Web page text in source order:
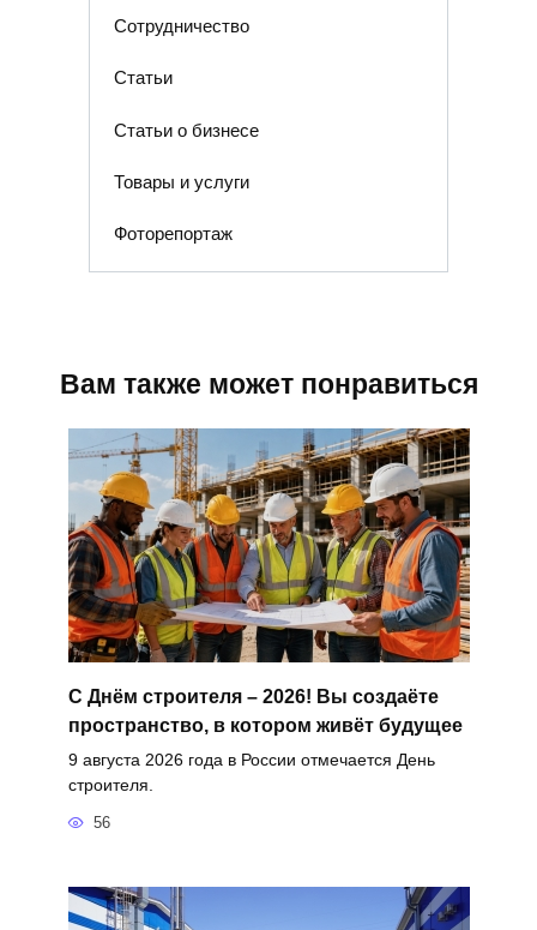
Сотрудничество
Статьи
Статьи о бизнесе
Товары и услуги
Фоторепортаж
Вам также может понравиться
С Днём строителя – 2026! Вы создаёте
пространство, в котором живёт будущее
9 августа 2026 года в России отмечается День
строителя.
56